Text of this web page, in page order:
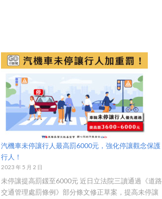
汽機車未停讓行人最高罰6000元，強化停讓觀念保護
行人！
2023 年 5 月 2 日
未停讓提高罰鍰至6000元 近日立法院三讀通過《道路
交通管理處罰條例》部分條文修正草案，提高未停讓